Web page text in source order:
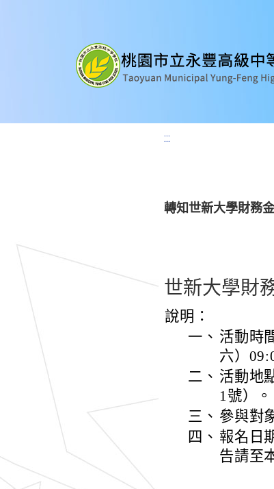
:::
轉知世新大學財務
世新大學財
說明：
一、 活動時
六）
二、 活動地
1號）。
三、 參與對
四、 報名日
告請至